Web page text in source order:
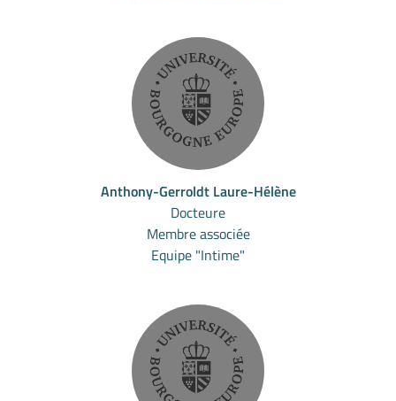
Anthony-Gerroldt Laure-Hélène
Docteure
Membre associée
Equipe "Intime"